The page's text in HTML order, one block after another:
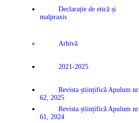
Declarație de etică și
malpraxis
Arhivă
2021-2025
Revista științifică Apulum nr.
62, 2025
Revista științifică Apulum nr.
61, 2024